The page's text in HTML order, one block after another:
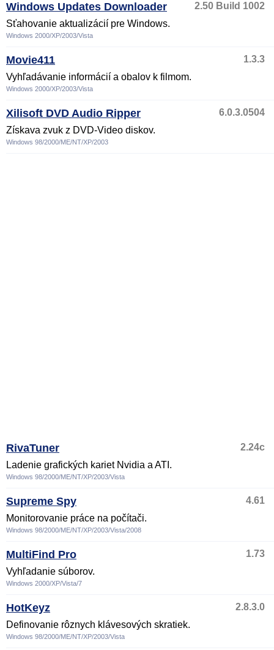
Windows Updates Downloader
2.50 Build 1002
Sťahovanie aktualizácií pre Windows.
Windows 2000/XP/2003/Vista
Movie411
1.3.3
Vyhľadávanie informácií a obalov k filmom.
Windows 2000/XP/2003/Vista
Xilisoft DVD Audio Ripper
6.0.3.0504
Získava zvuk z DVD-Video diskov.
Windows 98/2000/ME/NT/XP/2003
RivaTuner
2.24c
Ladenie grafických kariet Nvidia a ATI.
Windows 98/2000/ME/NT/XP/2003/Vista
Supreme Spy
4.61
Monitorovanie práce na počítači.
Windows 98/2000/ME/NT/XP/2003/Vista/2008
MultiFind Pro
1.73
Vyhľadanie súborov.
Windows 2000/XP/Vista/7
HotKeyz
2.8.3.0
Definovanie rôznych klávesových skratiek.
Windows 98/2000/ME/NT/XP/2003/Vista